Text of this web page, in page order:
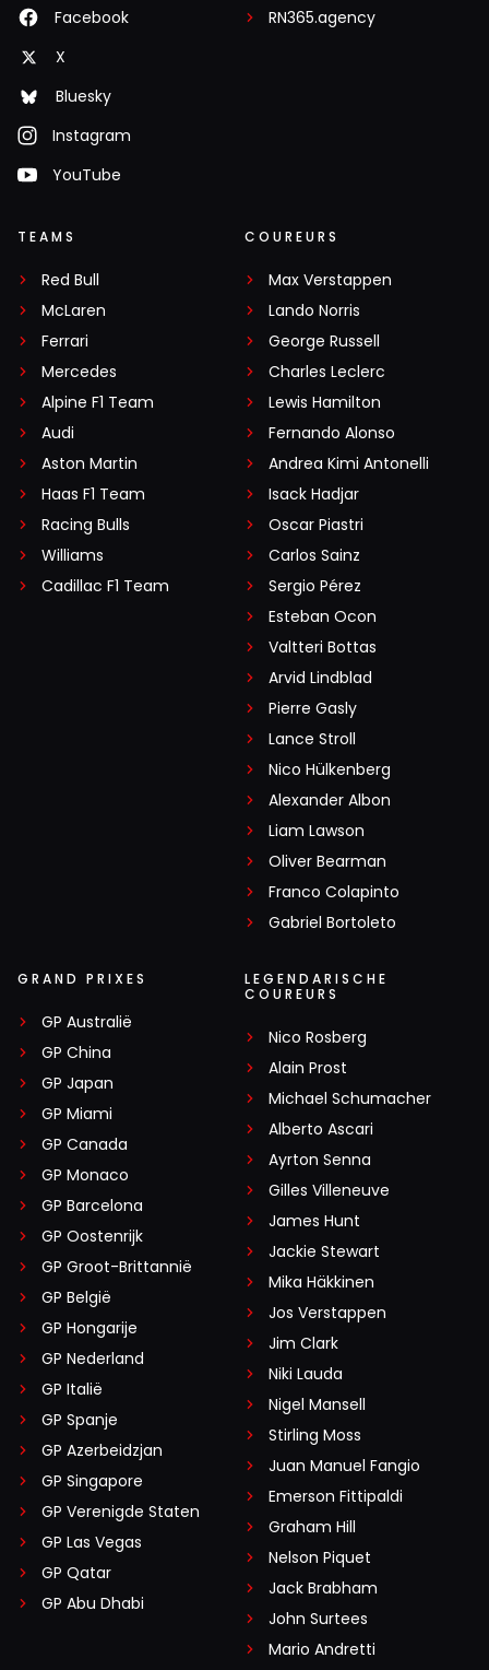
Facebook
X
Bluesky
Instagram
YouTube
RN365.agency
TEAMS
Red Bull
McLaren
Ferrari
Mercedes
Alpine F1 Team
Audi
Aston Martin
Haas F1 Team
Racing Bulls
Williams
Cadillac F1 Team
COUREURS
Max Verstappen
Lando Norris
George Russell
Charles Leclerc
Lewis Hamilton
Fernando Alonso
Andrea Kimi Antonelli
Isack Hadjar
Oscar Piastri
Carlos Sainz
Sergio Pérez
Esteban Ocon
Valtteri Bottas
Arvid Lindblad
Pierre Gasly
Lance Stroll
Nico Hülkenberg
Alexander Albon
Liam Lawson
Oliver Bearman
Franco Colapinto
Gabriel Bortoleto
GRAND PRIXES
GP Australië
GP China
GP Japan
GP Miami
GP Canada
GP Monaco
GP Barcelona
GP Oostenrijk
GP Groot-Brittannië
GP België
GP Hongarije
GP Nederland
GP Italië
GP Spanje
GP Azerbeidzjan
GP Singapore
GP Verenigde Staten
GP Las Vegas
GP Qatar
GP Abu Dhabi
LEGENDARISCHE
COUREURS
Nico Rosberg
Alain Prost
Michael Schumacher
Alberto Ascari
Ayrton Senna
Gilles Villeneuve
James Hunt
Jackie Stewart
Mika Häkkinen
Jos Verstappen
Jim Clark
Niki Lauda
Nigel Mansell
Stirling Moss
Juan Manuel Fangio
Emerson Fittipaldi
Graham Hill
Nelson Piquet
Jack Brabham
John Surtees
Mario Andretti